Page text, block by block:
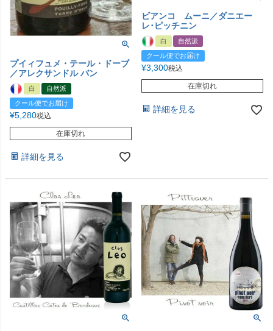
プイィフュメ・テール・ドーブ
／アレクサンドル バン
白
自然派
クール便でお届け
¥5,280税込
在庫切れ
詳細を見る
ビアンコ ムーニ／ダニエー
レ･ピッチニン
白
自然派
クール便でお届け
¥3,300税込
在庫切れ
詳細を見る